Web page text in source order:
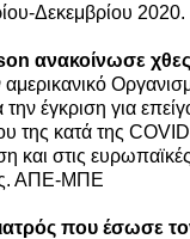
Δεκεμβρίου
ανακοίνωσε χθες
έγκριση για
της κατά της
και στις
ΑΠΕ-ΜΠΕ
που έσωσε